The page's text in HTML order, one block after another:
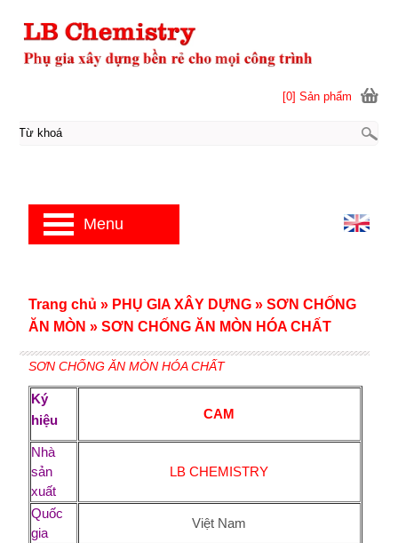
SƠN CHỐNG ĂN MÒN HÓA CHẤT
Ký
hiệu
CAM
Nhà
sản
xuất
LB CHEMISTRY
Quốc
gia
Việt Nam
Trang chủ » PHỤ GIA XÂY DỰNG » SƠN CHỐNG
ĂN MÒN » SƠN CHỐNG ĂN MÒN HÓA CHẤT
[0] Sản phẩm
Menu